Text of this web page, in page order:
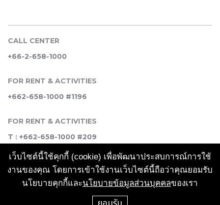
เว็บไซต์นี้ใช้คุกกี้ (cookie) เพื่อพัฒนาประสบการณ์การใช้
งานของคุณ โดยการเข้าใช้งานเว็บไซต์นี้ถือว่าคุณยอมรับ
นโยบายคุกกี้และนโยบายข้อมูลส่วนบุคคลของเรา
ยอมรับ
CALL CENTER
+66-2-658-1000
FOR RENT & ACTIVITIES
+662-658-1000 #1196
FOR RENT & ACTIVITIES
T : +662-658-1000 #209
SOCIAL MEDIA